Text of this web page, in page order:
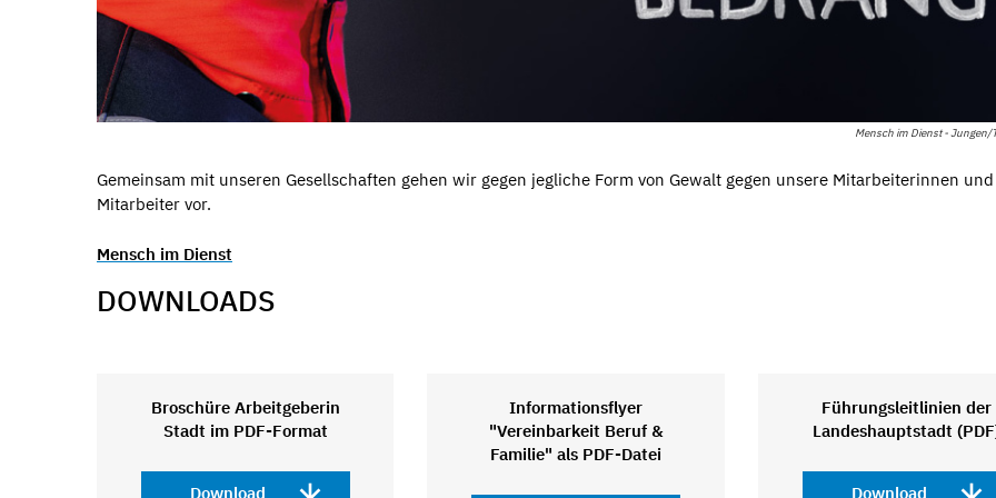
Mensch im Dienst - Jungen/
Gemeinsam mit unseren Gesellschaften gehen wir gegen jegliche Form von Gewalt gegen unsere Mitarbeiterinnen und
Mitarbeiter vor.
Mensch im Dienst
DOWNLOADS
Broschüre Arbeitgeberin
Stadt im PDF-Format
Download
Informationsflyer
"Vereinbarkeit Beruf &
Familie" als PDF-Datei
Führungsleitlinien der
Landeshauptstadt
Download